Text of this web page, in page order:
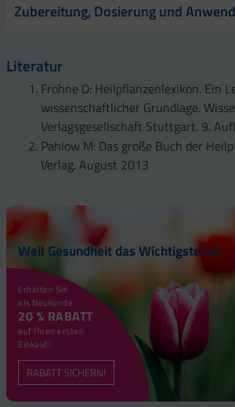
Zubereitung, Dosierung und
Literatur
Frohne D: Heilpflanzenlexikon. Ein
wissenschaftlicher Grundlage.
Verlagsgesellschaft Stuttgart. 9.
Pahlow M: Das große Buch der
Verlag. August 2013
Weil Gesundheit das Wichtigste ist!
Erhalten Sie
als Neukunde
20 % RABATT
auf Ihren ersten
Einkauf!
RABATT SICHERN!